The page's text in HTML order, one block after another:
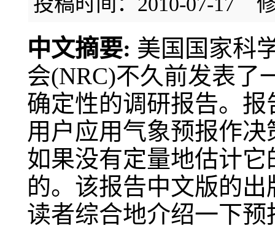
中文摘要: 美国国家科
会(NRC)不久前发表了
确定性的调研报告。
用户应用气象预报作
如果没有定量地估计
的。该报告中文版的
读者综合地介绍一下